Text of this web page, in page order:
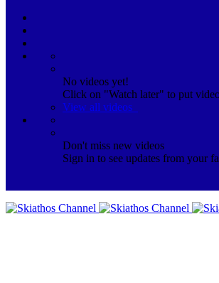
No videos yet!
Click on "Watch later" to put
View all videos
Don't miss new videos
Sign in to see updates from your